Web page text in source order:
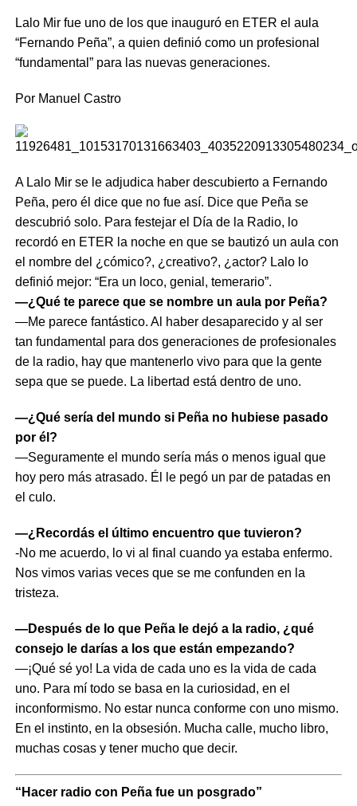
Lalo Mir fue uno de los que inauguró en ETER el aula
“Fernando Peña”, a quien definió como un profesional
“fundamental” para las nuevas generaciones.
Por Manuel Castro
A Lalo Mir se le adjudica haber descubierto a Fernando
Peña, pero él dice que no fue así. Dice que Peña se
descubrió solo. Para festejar el Día de la Radio, lo
recordó en ETER la noche en que se bautizó un aula con
el nombre del ¿cómico?, ¿creativo?, ¿actor? Lalo lo
definió mejor: “Era un loco, genial, temerario”.
—¿Qué te parece que se nombre un aula por Peña?
—Me parece fantástico. Al haber desaparecido y al ser
tan fundamental para dos generaciones de profesionales
de la radio, hay que mantenerlo vivo para que la gente
sepa que se puede. La libertad está dentro de uno.
—¿Qué sería del mundo si Peña no hubiese pasado
por él?
—Seguramente el mundo sería más o menos igual que
hoy pero más atrasado. Él le pegó un par de patadas en
el culo.
—¿Recordás el último encuentro que tuvieron?
-No me acuerdo, lo vi al final cuando ya estaba enfermo.
Nos vimos varias veces que se me confunden en la
tristeza.
—Después de lo que Peña le dejó a la radio, ¿qué
consejo le darías a los que están empezando?
—¡Qué sé yo! La vida de cada uno es la vida de cada
uno. Para mí todo se basa en la curiosidad, en el
inconformismo. No estar nunca conforme con uno mismo.
En el instinto, en la obsesión. Mucha calle, mucho libro,
muchas cosas y tener mucho que decir.
“Hacer radio con Peña fue un posgrado”